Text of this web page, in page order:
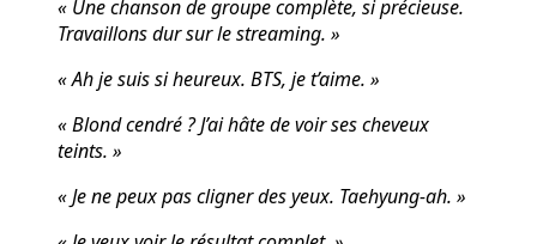
« Une chanson de groupe complète, si précieuse.
Travaillons dur sur le streaming. »
« Ah je suis si heureux. BTS, je t’aime. »
« Blond cendré ? J’ai hâte de voir ses cheveux
teints. »
« Je ne peux pas cligner des yeux. Taehyung-ah. »